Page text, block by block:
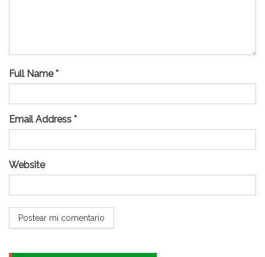
Full Name *
Email Address *
Website